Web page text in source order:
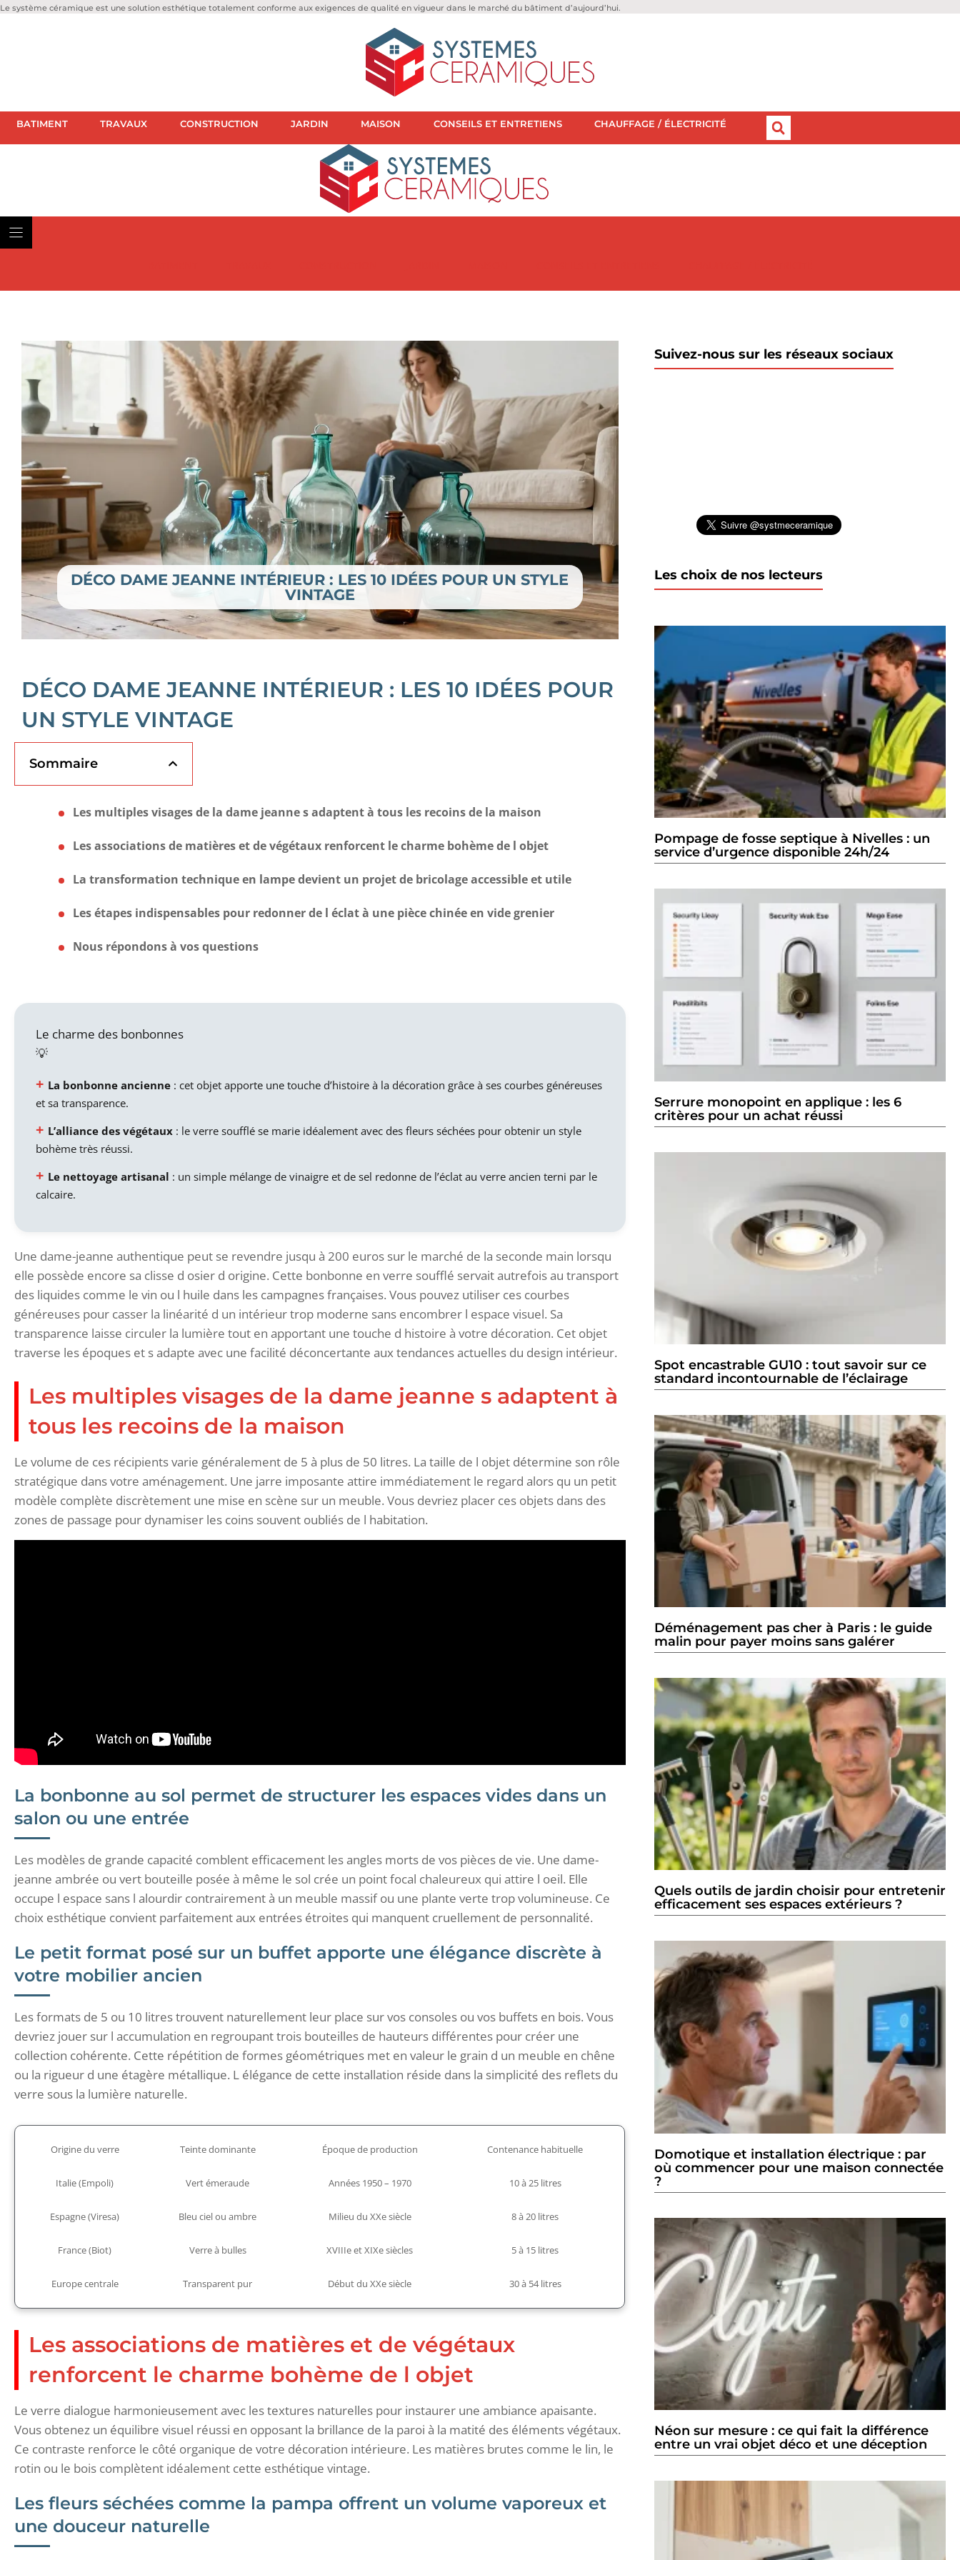
Le système céramique est une solution esthétique totalement conforme aux exigences de qualité en vigueur dans le marché du bâtiment d’aujourd’hui.
BATIMENT TRAVAUX CONSTRUCTION JARDIN MAISON CONSEILS ET ENTRETIENS CHAUFFAGE / ÉLECTRICITÉ
DÉCO DAME JEANNE INTÉRIEUR : LES 10 IDÉES POUR UN STYLE
VINTAGE
DÉCO DAME JEANNE INTÉRIEUR : LES 10 IDÉES POUR
UN STYLE VINTAGE
Sommaire
Les multiples visages de la dame jeanne s adaptent à tous les recoins de la maison
Les associations de matières et de végétaux renforcent le charme bohème de l objet
La transformation technique en lampe devient un projet de bricolage accessible et utile
Les étapes indispensables pour redonner de l éclat à une pièce chinée en vide grenier
Nous répondons à vos questions
Le charme des bonbonnes
La bonbonne ancienne : cet objet apporte une touche d’histoire à la décoration grâce à ses courbes généreuses
et sa transparence.
L’alliance des végétaux : le verre soufflé se marie idéalement avec des fleurs séchées pour obtenir un style
bohème très réussi.
Le nettoyage artisanal : un simple mélange de vinaigre et de sel redonne de l’éclat au verre ancien terni par le
calcaire.
Une dame-jeanne authentique peut se revendre jusqu à 200 euros sur le marché de la seconde main lorsqu
elle possède encore sa clisse d osier d origine. Cette bonbonne en verre soufflé servait autrefois au transport
des liquides comme le vin ou l huile dans les campagnes françaises. Vous pouvez utiliser ces courbes
généreuses pour casser la linéarité d un intérieur trop moderne sans encombrer l espace visuel. Sa
transparence laisse circuler la lumière tout en apportant une touche d histoire à votre décoration. Cet objet
traverse les époques et s adapte avec une facilité déconcertante aux tendances actuelles du design intérieur.
Les multiples visages de la dame jeanne s adaptent à
tous les recoins de la maison
Le volume de ces récipients varie généralement de 5 à plus de 50 litres. La taille de l objet détermine son rôle
stratégique dans votre aménagement. Une jarre imposante attire immédiatement le regard alors qu un petit
modèle complète discrètement une mise en scène sur un meuble. Vous devriez placer ces objets dans des
zones de passage pour dynamiser les coins souvent oubliés de l habitation.
La bonbonne au sol permet de structurer les espaces vides dans un
salon ou une entrée
Les modèles de grande capacité comblent efficacement les angles morts de vos pièces de vie. Une dame-
jeanne ambrée ou vert bouteille posée à même le sol crée un point focal chaleureux qui attire l oeil. Elle
occupe l espace sans l alourdir contrairement à un meuble massif ou une plante verte trop volumineuse. Ce
choix esthétique convient parfaitement aux entrées étroites qui manquent cruellement de personnalité.
Le petit format posé sur un buffet apporte une élégance discrète à
votre mobilier ancien
Les formats de 5 ou 10 litres trouvent naturellement leur place sur vos consoles ou vos buffets en bois. Vous
devriez jouer sur l accumulation en regroupant trois bouteilles de hauteurs différentes pour créer une
collection cohérente. Cette répétition de formes géométriques met en valeur le grain d un meuble en chêne
ou la rigueur d une étagère métallique. L élégance de cette installation réside dans la simplicité des reflets du
verre sous la lumière naturelle.
Origine du verre Teinte dominante Époque de production Contenance habituelle
Italie (Empoli) Vert émeraude Années 1950 – 1970 10 à 25 litres
Espagne (Viresa) Bleu ciel ou ambre Milieu du XXe siècle 8 à 20 litres
France (Biot) Verre à bulles XVIIIe et XIXe siècles 5 à 15 litres
Europe centrale Transparent pur Début du XXe siècle 30 à 54 litres
Les associations de matières et de végétaux
renforcent le charme bohème de l objet
Le verre dialogue harmonieusement avec les textures naturelles pour instaurer une ambiance apaisante.
Vous obtenez un équilibre visuel réussi en opposant la brillance de la paroi à la matité des éléments végétaux.
Ce contraste renforce le côté organique de votre décoration intérieure. Les matières brutes comme le lin, le
rotin ou le bois complètent idéalement cette esthétique vintage.
Les fleurs séchées comme la pampa offrent un volume vaporeux et
une douceur naturelle
Suivez-nous sur les réseaux sociaux
Les choix de nos lecteurs
Pompage de fosse septique à Nivelles : un
service d’urgence disponible 24h/24
Serrure monopoint en applique : les 6
critères pour un achat réussi
Spot encastrable GU10 : tout savoir sur ce
standard incontournable de l’éclairage
Déménagement pas cher à Paris : le guide
malin pour payer moins sans galérer
Quels outils de jardin choisir pour entretenir
efficacement ses espaces extérieurs ?
Domotique et installation électrique : par
où commencer pour une maison connectée
?
Néon sur mesure : ce qui fait la différence
entre un vrai objet déco et une déception